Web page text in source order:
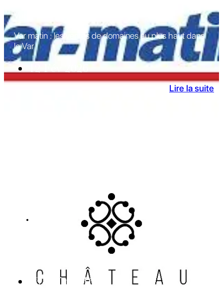
Var matin : les ventes de domaines au plus haut dans
le Var
12 Fév 2026
Lire la suite
23 Août 2016